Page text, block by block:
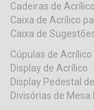
Cadeiras de Acrílico
Caixa de Acrílico
Caixa de
Cúpulas de Acrílico
Display de Acrílico
Display Pedestal
Divisórias de